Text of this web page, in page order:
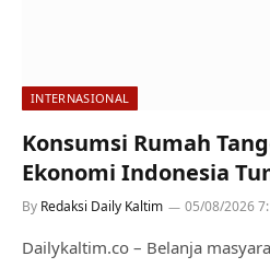
INTERNASIONAL
Konsumsi Rumah
Ekonomi Indonesia
By Redaksi Daily Kaltim 05/08/2026
Dailykaltim.co – Belanja